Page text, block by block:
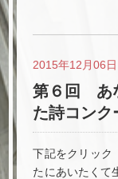
2015年12月06日
第６回 あ
た詩コンク
下記をクリック
たにあいたくて